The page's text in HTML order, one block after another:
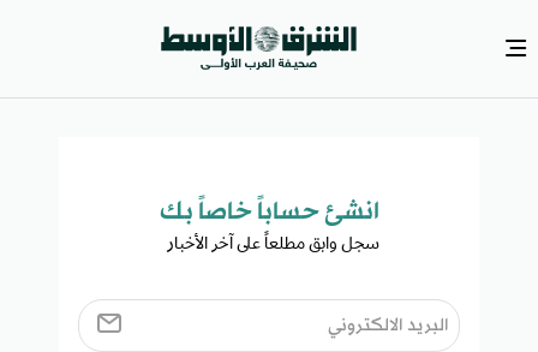
انشئ حساباً خاصاً بك​
سجل وابق مطلعاً على آخر الأخبار ​